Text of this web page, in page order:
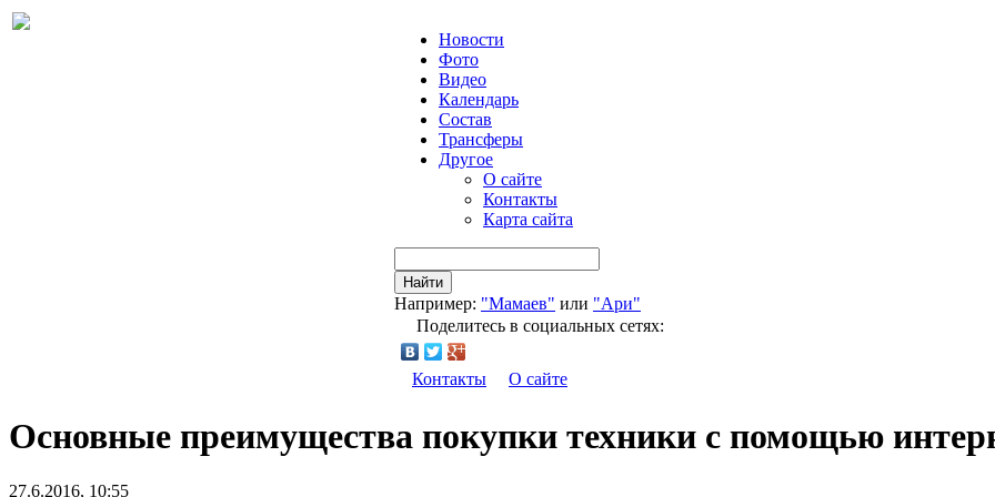
Новости
Фото
Видео
Календарь
Состав
Трансферы
Другое
О сайте
Контакты
Карта сайта
Найти
Например: "Мамаев" или "Ари"
Поделитесь в социальных сетях:
Контакты О сайте
Основные преимущества покупки техники с помощью
27.6.2016, 10:55